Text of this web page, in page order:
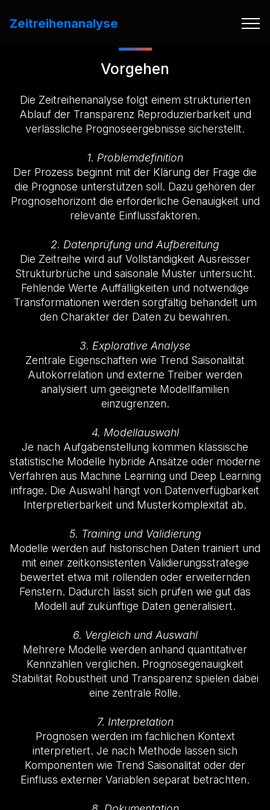
Zeitreihenanalyse
Vorgehen
Die Zeitreihenanalyse folgt einem strukturierten
Ablauf der Transparenz Reproduzierbarkeit und
verlässliche Prognoseergebnisse sicherstellt.
1. Problemdefinition
Der Prozess beginnt mit der Klärung der Frage die
die Prognose unterstützen soll. Dazu gehören der
Prognosehorizont die erforderliche Genauigkeit und
relevante Einflussfaktoren.
2. Datenprüfung und Aufbereitung
Die Zeitreihe wird auf Vollständigkeit Ausreisser
Strukturbrüche und saisonale Muster untersucht.
Fehlende Werte Auffälligkeiten und notwendige
Transformationen werden sorgfältig behandelt um
den Charakter der Daten zu bewahren.
3. Explorative Analyse
Zentrale Eigenschaften wie Trend Saisonalität
Autokorrelation und externe Treiber werden
analysiert um geeignete Modellfamilien
einzugrenzen.
4. Modellauswahl
Je nach Aufgabenstellung kommen klassische
statistische Modelle hybride Ansätze oder moderne
Verfahren aus Machine Learning und Deep Learning
infrage. Die Auswahl hängt von Datenverfügbarkeit
Interpretierbarkeit und Musterkomplexität ab.
5. Training und Validierung
Modelle werden auf historischen Daten trainiert und
mit einer zeitkonsistenten Validierungsstrategie
bewertet etwa mit rollenden oder erweiternden
Fenstern. Dadurch lässt sich prüfen wie gut das
Modell auf zukünftige Daten generalisiert.
6. Vergleich und Auswahl
Mehrere Modelle werden anhand quantitativer
Kennzahlen verglichen. Prognosegenauigkeit
Stabilität Robustheit und Transparenz spielen dabei
eine zentrale Rolle.
7. Interpretation
Prognosen werden im fachlichen Kontext
interpretiert. Je nach Methode lassen sich
Komponenten wie Trend Saisonalität oder der
Einfluss externer Variablen separat betrachten.